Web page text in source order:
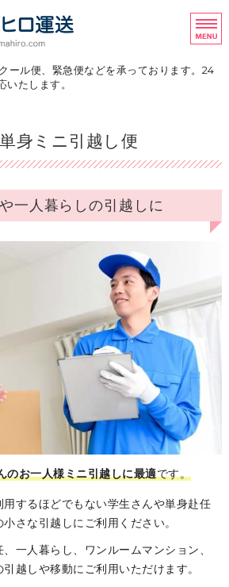
千葉県船橋市の軽貨物
ール便、緊急便などを承っております。24
たします。
身ミニ引越し便
一人暮らしの引越しに
のお一人様ミニ引越しに最適です。
用するほどでもない学生さんや単身赴任
さな引越しにご利用ください。
一人暮らし、ワンルームマンション、
越しや移動にご利用いただけます。